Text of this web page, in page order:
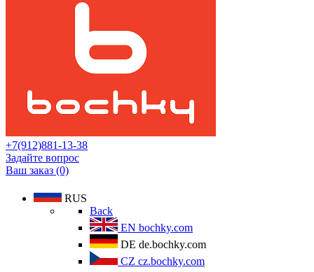
+7(912)881-13-38
Задайте вопрос
Ваш заказ (0)
RUS
Back
EN bochky.com
DE de.bochky.com
CZ cz.bochky.com